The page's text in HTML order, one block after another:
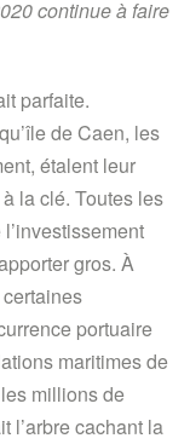
continue à faire
parfaite.
de Caen, les
étalent leur
la clé. Toutes les
gros. À
portuaire
maritimes de
millions de
l’arbre cachant la